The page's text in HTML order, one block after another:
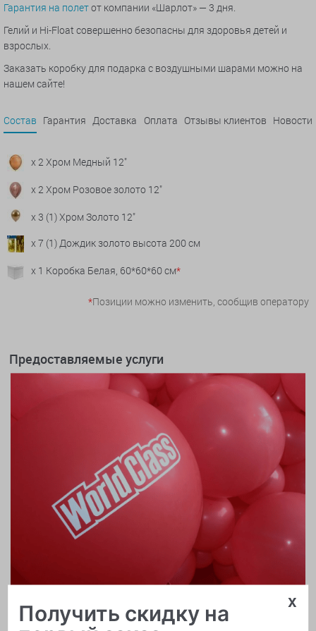
Гарантия на полетот компании «Шарлот» — 3 дня.
Гелий и Hi-Float совершенно безопасны для здоровья детей и
взрослых.
Заказать коробку для подарка с воздушными шарами можно на
нашем сайте!
Состав Гарантия Доставка Оплата Отзывы клиентов Новости
x 2 Хром Медный 12"
x 2 Хром Розовое золото 12"
x 3 (1) Хром Золото 12"
x 7 (1) Дождик золото высота 200 см
x 1 Коробка Белая, 60*60*60 см*
*Позиции можно изменить, сообщив оператору
Предоставляемые услуги
x
Получить скидку на